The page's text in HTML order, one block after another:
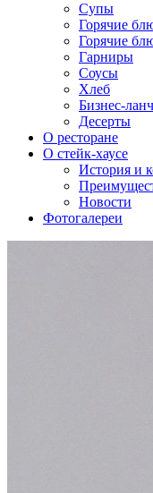
Супы
Горячие
Горячие
Гарниры
Соусы
Хлеб
Бизнес-ланч
Десерты
О ресторане
О стейк-хаусе
История и
Новости
Фотогалереи